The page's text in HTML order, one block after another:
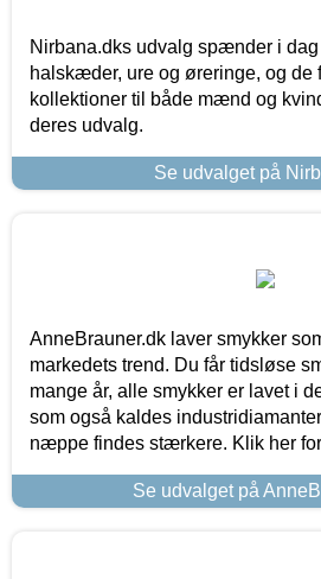
Nirbana.dks udvalg spænder i
halskæder, ure og øreringe, og de
kollektioner til både mænd og
deres udvalg.
Se udvalget på
AnneBrauner.dk laver smykker
markedets trend. Du får tidsløse
mange år, alle smykker er lavet i
som også kaldes
næppe findes stærkere. Klik her
Se udvalget på